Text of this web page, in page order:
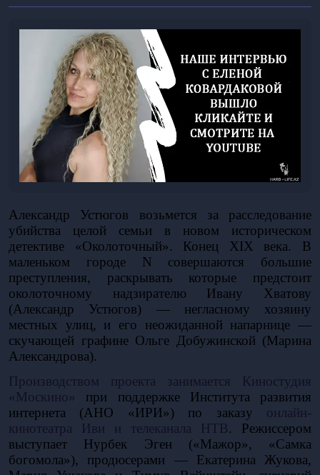
Александр Устюгов возьмется за расследование
убийства целой семьи в новом историческом
детективе «Околоточный». Конец XIX века. В
маленьком городе N совершаются большие
преступления, раскрывать которые предстоит
околоточному надзирателю Ивану Хватову
(Александр Устюгов) — негласному хозяину
местных улиц, и его неожиданной напарнице —
скучающей графине Ольге Добужинской (Марина
Александрова).
Производством проекта занимается Киностудия
«Москино» при поддержке Института развития
интернета (АНО «ИРИ») по заказу онлайн-
кинотеатра Иви и телеканала НТВ. Режиссером
выступает Нурбек Эген («Мажор», «Самка
богомола»), продюсерами — Екатерина Жукова,